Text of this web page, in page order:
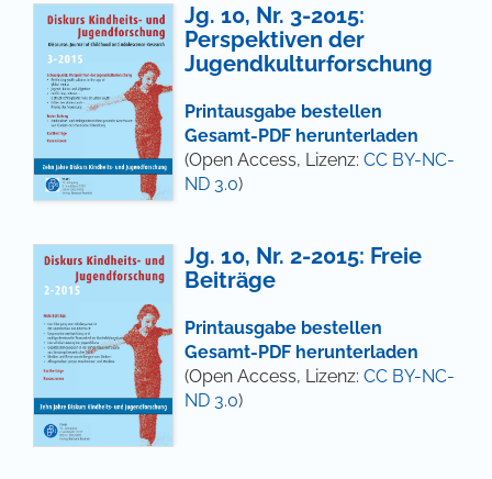
Jg. 10, Nr. 3-2015:
Perspektiven der
Jugendkulturforschung
Printausgabe bestellen
Gesamt-PDF herunterladen
(Open Access, Lizenz: CC BY-NC-
ND 3.0)
Jg. 10, Nr. 2-2015: Freie
Beiträge
Printausgabe bestellen
Gesamt-PDF herunterladen
(Open Access, Lizenz: CC BY-NC-
ND 3.0)